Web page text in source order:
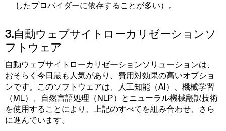
したプロバイダーに依存することが多い）。
3.自動ウェブサイトローカリゼーションソ
フトウェア
自動ウェブサイトローカリゼーションソリューションは、
おそらく今日最も人気があり、費用対効果の高いオプショ
ンです。このソフトウェアは、人工知能（AI）、機械学習
（ML）、自然言語処理（NLP）とニューラル機械翻訳技術
を使用することにより、上記のすべてを組み合わせ、さら
に進んでいます。